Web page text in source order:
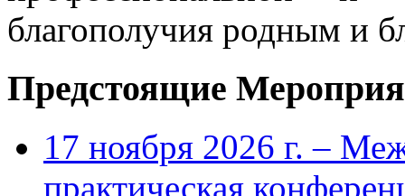
благополучия родным и
Предстоящие
17 ноября 2026 г. –
практическая